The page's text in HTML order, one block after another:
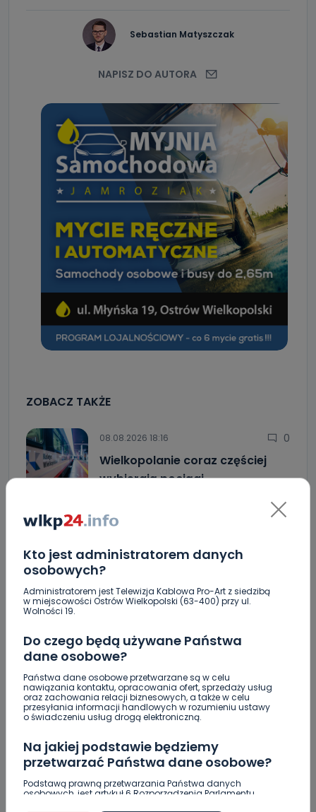
Kto jest administratorem danych
osobowych?
Administratorem jest Telewizja Kablowa Pro-Art z siedzibą
w miejscowości Ostrów Wielkopolski (63-400) przy ul.
Wolności 19.
Do czego będą używane Państwa
dane osobowe?
Państwa dane osobowe przetwarzane są w celu
nawiązania kontaktu, opracowania ofert, sprzedaży usług
oraz zachowania relacji biznesowych, a także w celu
przesyłania informacji handlowych w rozumieniu ustawy
o świadczeniu usług drogą elektroniczną.
Na jakiej podstawie będziemy
przetwarzać Państwa dane osobowe?
Podstawą prawną przetwarzania Państwa danych
osobowych, jest artykuł 6 Rozporządzenia Parlamentu
Sebastian Matyszczak
NAPISZ DO AUTORA
ZOBACZ TAKŻE
08.08.2026 18:16 0
Wielkopolanie coraz częściej
wybierają pociągi.…
08.08.2026 15:11
Blisko 30 narodowości w jednej…
08.08.2026 12:08
Upały i burze. Porady dla właścicieli zwierząt
[WIDEO]
Raulin, Witkowska, Marciniak, Kowalska. "Odyseja
Antonińska" dzień drugi [FOTO]
Auto rozbite na drzewie. Poszkodowani nie mogli z
niego wyjść [FOTO]
Nastolatek w szpitalu po zderzeniu osobówki z